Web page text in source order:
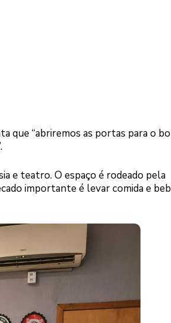
que “abriremos as portas para o
e teatro. O espaço é rodeado pela
importante é levar comida e